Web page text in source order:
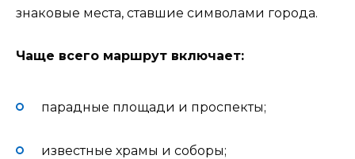
знаковые места, ставшие символами города.
Чаще всего маршрут включает:
парадные площади и проспекты;
известные храмы и соборы;